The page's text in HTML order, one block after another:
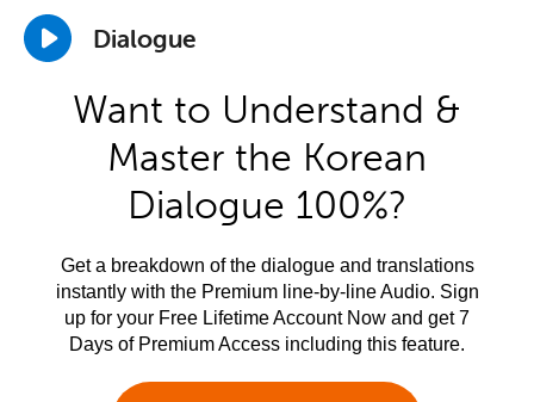
Dialogue
Want to Understand &
Master the Korean
Dialogue 100%?
Get a breakdown of the dialogue and translations
instantly with the Premium line-by-line Audio. Sign
up for your Free Lifetime Account Now and get 7
Days of Premium Access including this feature.